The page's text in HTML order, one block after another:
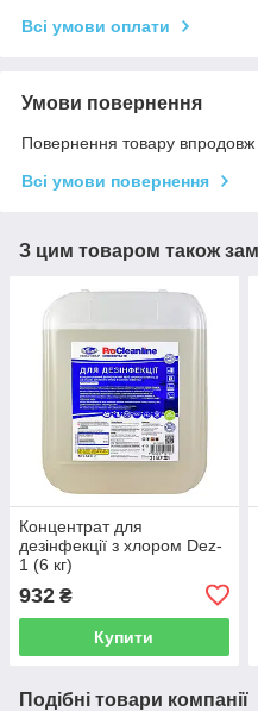
Всі умови оплати
Умови повернення
Повернення товару впродовж
Всі умови повернення
З цим товаром також
Концентрат для
дезінфекції з хлором Dez-
1 (6 кг)
932 ₴
Купити
Подібні товари компанії